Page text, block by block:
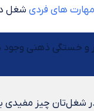
های فردی شغل
و خستگی ذهنی
در شغل‌تان چیز مفیدی